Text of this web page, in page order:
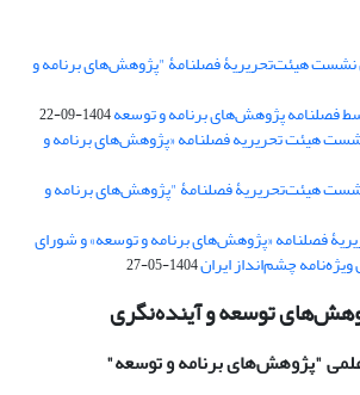
نشست هیئت‌تحریریۀ فصلنامۀ "پژوهش‌های برنامه و
فصلنامه پژوهش‌های برنامه و توسعه1404-09-22
هیئت‌ تحریریه فصلنامه «پژوهش‌های برنامه و
هیئت‌تحریریۀ فصلنامۀ "پژوهش‌های برنامه و
فصلنامه «پژوهش‌های برنامه و توسعه» و شورای
چشم‌انداز ایران1404-05-27
توسعه و آینده‌نگری
"پژوهش‌های برنامه و توسعه"